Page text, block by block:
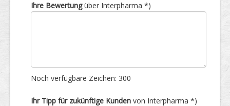
Ihre Bewertungüber Interpharma *)
Noch verfügbare Zeichen: 300
Ihr Tipp für zukünftige Kunden von Interpharma *)